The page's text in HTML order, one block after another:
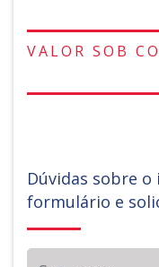
VALOR SOB
Dúvidas sobre o
formulário e